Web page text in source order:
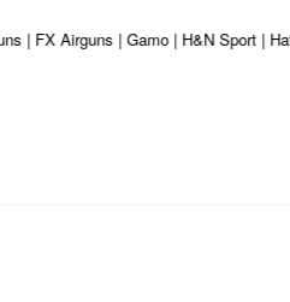
Airguns | Gamo | H&N Sport |